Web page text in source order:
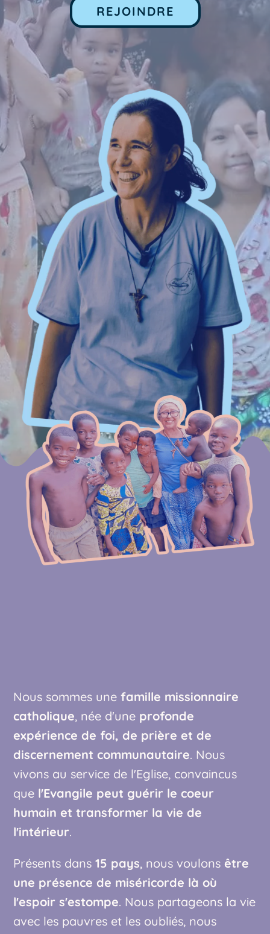
REJOINDRE
Nous sommes unefamille missionnaire
catholique, née d'une profonde
expérience de foi, de prière et de
discernement communautaire. Nous
vivons au service de l'Eglise, convaincus
que l'Evangile peut guérir le coeur
humain et transformer la vie de
l'intérieur.
Présents dans15 pays, nous voulons être
une présence de miséricorde là où
l'espoir s'estompe. Nous partageons la vie
avec les pauvres et les oubliés, nous